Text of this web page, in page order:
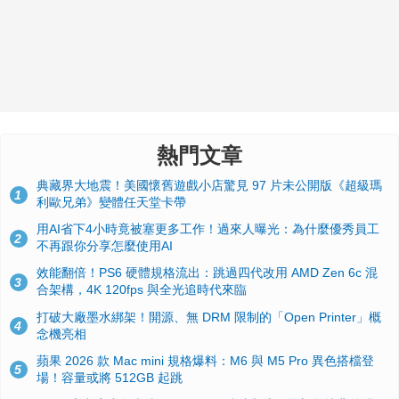
熱門文章
1
典藏界大地震！美國懷舊遊戲小店驚見 97 片未公開版《超級瑪
利歐兄弟》變體任天堂卡帶
2
用AI省下4小時竟被塞更多工作！過來人曝光：為什麼優秀員工
不再跟你分享怎麼使用AI
3
效能翻倍！PS6 硬體規格流出：跳過四代改用 AMD Zen 6c 混
合架構，4K 120fps 與全光追時代來臨
4
打破大廠墨水綁架！開源、無 DRM 限制的「Open Printer」概
念機亮相
5
蘋果 2026 款 Mac mini 規格爆料：M6 與 M5 Pro 異色搭檔登
場！容量或將 512GB 起跳